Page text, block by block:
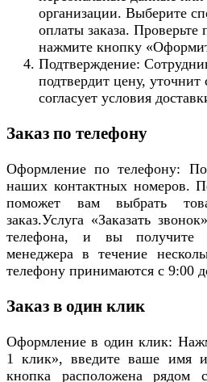
организации. Выберите
оплаты заказа.
нажмите кнопку
Подтверждение:
подтвердит цену, уточнит
согласует условия
Заказ по телефону
Оформление по телефону:
наших контактных номеров.
поможет вам выбрать
заказ.Услуга «Заказать
телефона, и вы получите
менеджера в течение
телефону принимаются с 9:00
Заказ в один клик
Оформление в один клик:
1 клик», введите ваше имя
кнопка расположена